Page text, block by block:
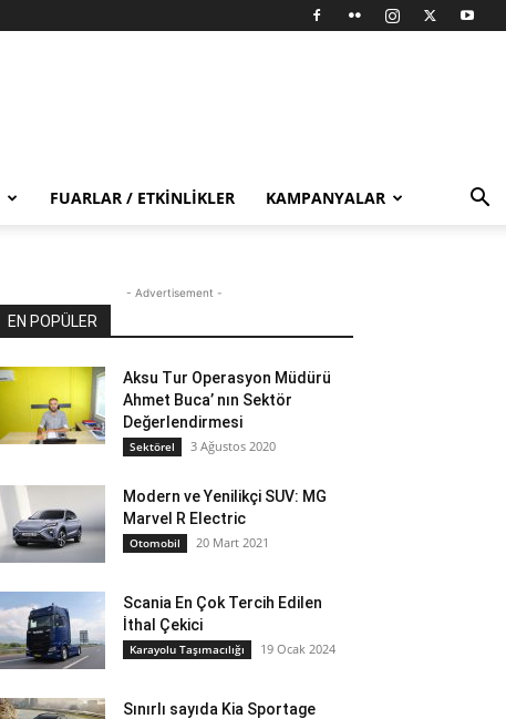
FUARLAR / ETKINLIKLER KAMPANYALAR
- Advertisement -
EN POPÜLER
Aksu Tur Operasyon Müdürü
Ahmet Buca’ nın Sektör
Değerlendirmesi
Sektörel 3 Ağustos 2020
Modern ve Yenilikçi SUV: MG
Marvel R Electric
Otomobil 20 Mart 2021
Scania En Çok Tercih Edilen
İthal Çekici
Karayolu Taşımacılığı 19 Ocak 2024
Sınırlı sayıda Kia Sportage